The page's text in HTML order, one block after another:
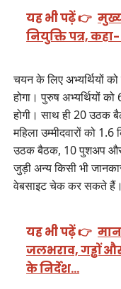
यह भी पढ़ें 👉
नियुक्ति पत्र,
चयन के लिए अभ्यर्थियों को
होगा। पुरुष अभ्यर्थियों
होगी। साथ ही 20 उठक
महिला उम्मीदवारों को
उठक बैठक, 10 पुशअप और
जुड़ी अन्य किसी भी
वेबसाइट चेक कर सकते हैं।
यह भी पढ़ें 👉
जलभराव, गड्ढों और
के निर्देश…